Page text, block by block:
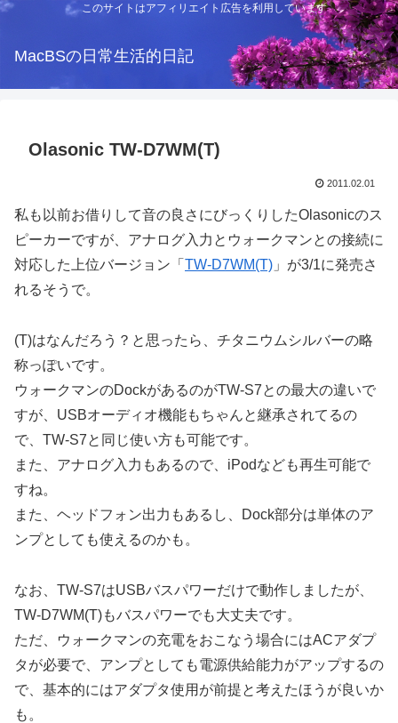
このサイトはアフィリエイト広告を利用しています
MacBSの日常生活的日記
Olasonic TW-D7WM(T)
2011.02.01
私も以前お借りして音の良さにびっくりしたOlasonicのス
ピーカーですが、アナログ入力とウォークマンとの接続に
対応した上位バージョン「 TW-D7WM(T) 」が3/1に発売さ
れるそうで。
(T)はなんだろう？と思ったら、チタニウムシルバーの略
称っぽいです。
ウォークマンのDockがあるのがTW-S7との最大の違いで
すが、USBオーディオ機能もちゃんと継承されてるの
で、TW-S7と同じ使い方も可能です。
また、アナログ入力もあるので、iPodなども再生可能で
すね。
また、ヘッドフォン出力もあるし、Dock部分は単体のア
ンプとしても使えるのかも。
なお、TW-S7はUSBバスパワーだけで動作しましたが、
TW-D7WM(T)もバスパワーでも大丈夫です。
ただ、ウォークマンの充電をおこなう場合にはACアダプ
タが必要で、アンプとしても電源供給能力がアップするの
で、基本的にはアダプタ使用が前提と考えたほうが良いか
も。